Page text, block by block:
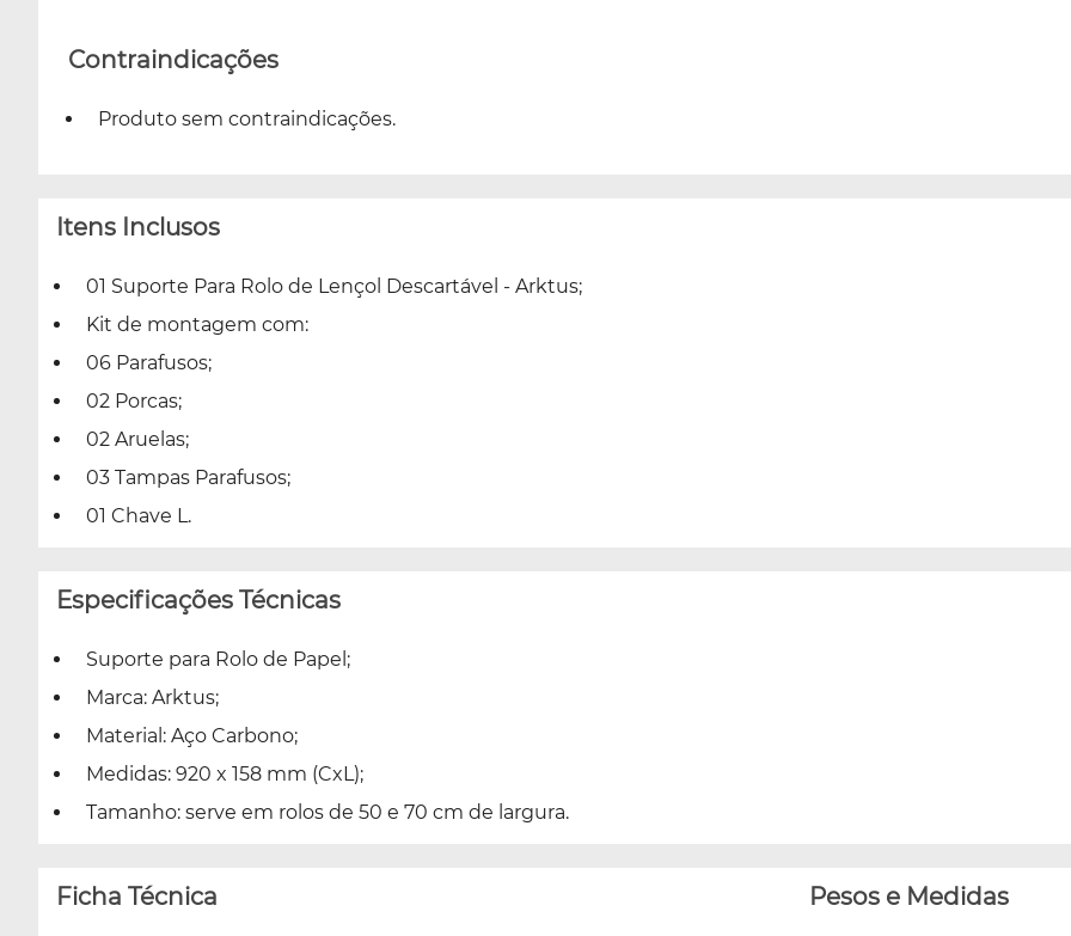
Contraindicações
Produto sem contraindicações.
Itens Inclusos
01 Suporte Para Rolo de Lençol Descartável - Arktus;
Kit de montagem com:
06 Parafusos;
02 Porcas;
02 Aruelas;
03 Tampas Parafusos;
01 Chave L.
Especificações Técnicas
Suporte para Rolo de Papel;
Marca: Arktus;
Material: Aço Carbono;
Medidas: 920 x 158 mm (CxL);
Tamanho: serve em rolos de 50 e 70 cm de largura.
Ficha Técnica Pesos e Medidas